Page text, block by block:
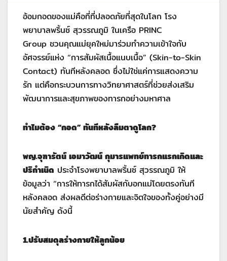
อ้อมกอดของแม่คือที่ที่ปลอดภัยที่สุดในโลก โรง
พยาบาลพริ้นซ์ สุวรรณภูมิ ในเครือ PRINC
Group ชวนคุณแม่ยุคใหม่มาร่วมทำความเข้าใจกับ
อัศจรรย์แห่ง “การสัมผัสเนื้อแนบเนื้อ” (Skin-to-Skin
Contact) ทันทีหลังคลอด ซึ่งไม่ใช่แค่การแสดงความ
รัก แต่คือกระบวนการทางวิทยาศาสตร์ที่ช่วยส่งเสริม
พัฒนาการและสุขภาพของทารกอย่างมหาศาล
ทำไมต้อง “กอด” ทันทีหลังลืมตาดูโลก?
พญ.จุฑารัตน์ เอมาวัฒน์ กุมารแพทย์ทารกแรกเกิดและ
ปริกำเนิด ประจำโรงพยาบาลพริ้นซ์ สุวรรณภูมิ ให้
ข้อมูลว่า “การให้ทารกได้สัมผัสกับอกแม่โดยตรงทันที
หลังคลอด ส่งผลดีต่อร่างกายและจิตใจของทั้งคู่อย่างมี
นัยสำคัญ ดังนี้
1.ปรับสมดุลร่างกายให้ลูกน้อย